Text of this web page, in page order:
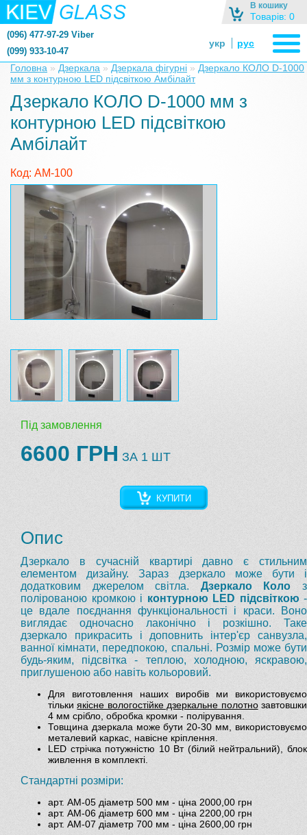
В кошику
Товарів: 0
(096) 477-97-29 Viber
(099) 933-10-47
zerkalonazakaz@gmail.com
zerkaloshop@ukr.net
укр рус
Головна » Дзеркала » Дзеркала фігурні » Дзеркало КОЛО D-1000
мм з контурною LED підсвіткою Амбілайт
Дзеркало КОЛО D-1000 мм з
контурною LED підсвіткою
Амбілайт
Код: АМ-100
Під замовлення
6600 ГРН ЗА 1 ШТ
КУПИТИ
Опис
Дзеркало в сучасній квартирі давно є стильним
елементом дизайну. Зараз дзеркало може бути і
додатковим джерелом світла. Дзеркало Коло з
полірованою кромкою і контурною LED підсвіткою -
це вдале поєднання функціональності і краси. Воно
виглядає одночасно лаконічно і розкішно. Таке
дзеркало прикрасить і доповнить інтер'єр санвузла,
ванної кімнати, передпокою, спальні. Розмір може бути
будь-яким, підсвітка - теплою, холодною, яскравою,
приглушеною або навіть кольоровий.
Для виготовлення наших виробів ми використовуємо
тількиякісне вологостійке дзеркальне полотнозавтовшки
4 мм срібло, обробка кромки - полірування.
Товщина дзеркала може бути 20-30 мм, використовуємо
металевий каркас, навісне кріплення.
LED стрічка потужністю 10 Вт (білий нейтральний), блок
живлення в комплекті.
Стандартні розміри:
арт. АМ-05 діаметр 500 мм - ціна 2000,00 грн
арт. АМ-06 діаметр 600 мм - ціна 2200,00 грн
арт. АМ-07 діаметр 700 мм - ціна 2600,00 грн